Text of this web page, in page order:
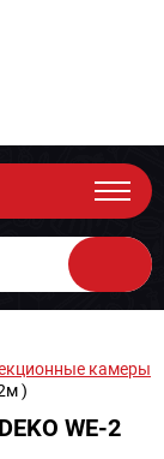
камеры
)
WE-2